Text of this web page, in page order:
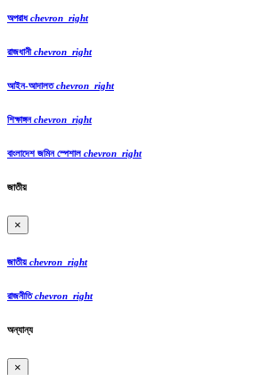
অপরাধchevron_right
রাজধানীchevron_right
আইন-আদালতchevron_right
শিক্ষাঙ্গনchevron_right
বাংলাদেশ জমিন স্পেশাল chevron_right
জাতীয়
×
জাতীয়chevron_right
রাজনীতিchevron_right
অন্যান্য
×